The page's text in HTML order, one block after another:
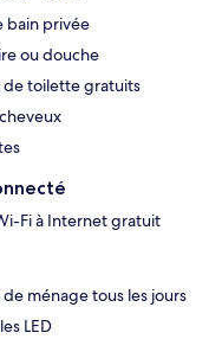
bain privée
ou douche
de toilette gratuits
Fi à Internet gratuit
ménage tous les jours
LED